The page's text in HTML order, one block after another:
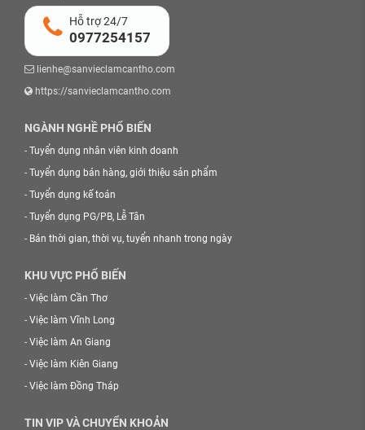
Hỗ trợ 24/7
0977254157
lienhe@sanvieclamcantho.com
https://sanvieclamcantho.com
NGÀNH NGHỀ PHỔ BIẾN
- Tuyển dụng nhân viên kinh doanh
- Tuyển dụng bán hàng, giới thiệu sản phẩm
- Tuyển dụng kế toán
- Tuyển dụng PG/PB, Lễ Tân
- Bán thời gian, thời vụ, tuyển nhanh trong ngày
KHU VỰC PHỔ BIẾN
- Việc làm Cần Thơ
- Việc làm Vĩnh Long
- Việc làm An Giang
- Việc làm Kiên Giang
- Việc làm Đồng Tháp
TIN VIP VÀ CHUYỂN KHOẢN